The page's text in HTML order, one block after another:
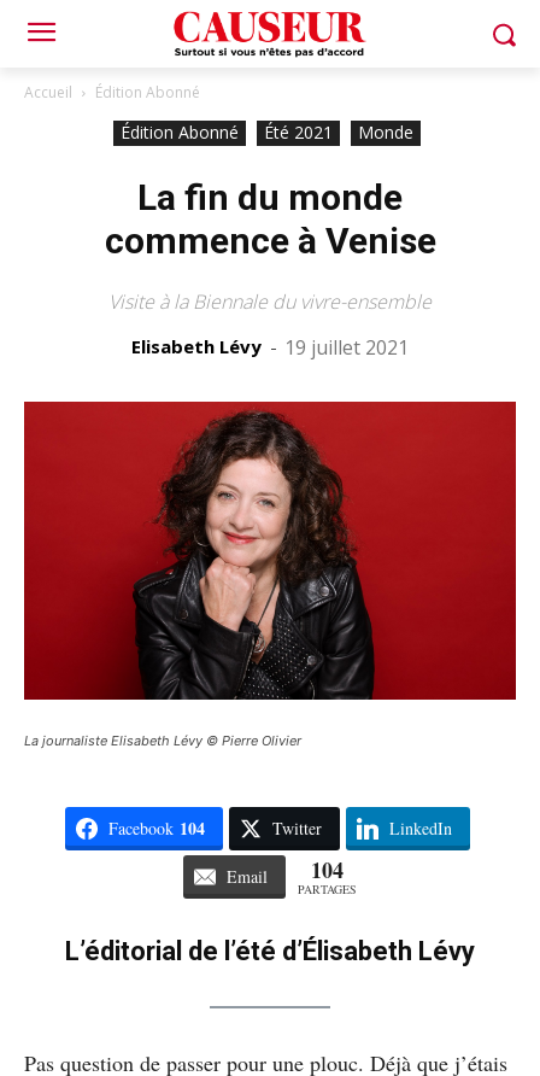
Accueil Édition Abonné
Édition Abonné Été 2021 Monde
La fin du monde
commence à Venise
Visite à la Biennale du vivre-ensemble
Elisabeth Lévy - 19 juillet 2021
La journaliste Elisabeth Lévy © Pierre Olivier
Facebook 104 Twitter LinkedIn
Email 104
PARTAGES
L’éditorial de l’été d’Élisabeth Lévy
Pas question de passer pour une plouc. Déjà que j’étais